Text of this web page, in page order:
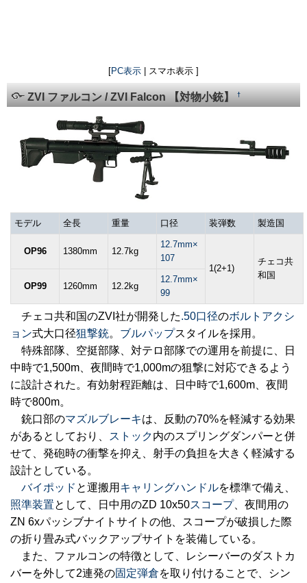
[PC表示 | スマホ表示 ]
ZVI ファルコン / ZVI Falcon 【対物小銃】†
モデル 全長 重量 口径 装弾数 製造国
OP96 1380mm 12.7kg
12.7mm×
107
1(2+1)
チェコ共
和国
OP99
1260mm 12.2kg
12.7mm×
99
チェコ共和国のZVI社が開発した.50口径のボルトアクシ
ョン式大口径狙撃銃。 ブルパップスタイルを採用。
特殊部隊、空挺部隊、対テロ部隊での運用を前提に、日
中時で1,500m、夜間時で1,000mの狙撃に対応できるよう
に設計された。有効射程距離は、日中時で1,600m、夜間
時で800m。
銃口部のマズルブレーキは、反動の70%を軽減する効果
があるとしており、
ストック内のスプリングダンパーと併
せて、発砲時の衝撃を抑え、射手の負担を大きく軽減する
設計としている。
バイポッド と運搬用 キャリングハンドルを標準で備え、
照準装置として、日中用のZD 10x50スコープ、夜間用の
ZN 6xパッシブナイトサイトの他、スコープが破損した際
の折り畳み式バックアップサイトを装備している。
また、ファルコンの特徴として、レシーバーのダストカ
バーを外して2連発の固定弾倉を取り付けることで、シン